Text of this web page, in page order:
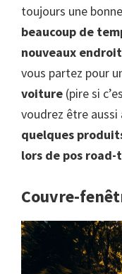
toujours une
beaucoup de
nouveaux
vous partez pour
voiture (pire si
voudrez être aussi
quelques
lors de pos road-
Couvre-